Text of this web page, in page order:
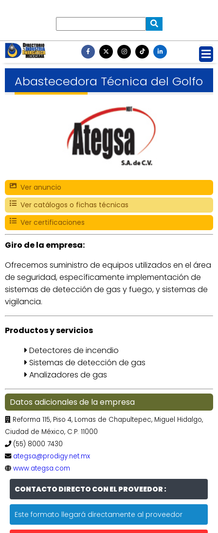
Abastecedora Técnica del Golfo
Ver anuncio
Ver catálogos o fichas técnicas
Ver certificaciones
Giro de la empresa:
Ofrecemos suministro de equipos utilizados en el área
de seguridad, específicamente implementación de
sistemas de detección de gas y fuego, y sistemas de
vigilancia.
Productos y servicios
Detectores de incendio
Sistemas de detección de gas
Analizadores de gas
Datos adicionales de la empresa
Reforma 115, Piso 4, Lomas de Chapultepec, Miguel Hidalgo,
Ciudad de México, C.P. 11000
(55) 8000 7430
ategsa@prodigy.net.mx
www.ategsa.com
CONTACTO DIRECTO CON EL PROVEEDOR :
Este formato llegará directamente al proveedor